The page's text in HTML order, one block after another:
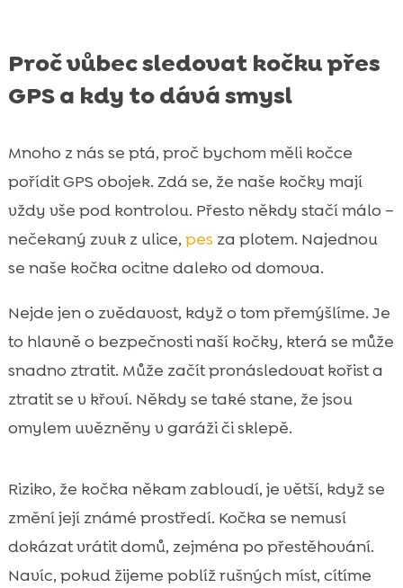
Proč vůbec sledovat kočku přes
GPS a kdy to dává smysl
Mnoho z nás se ptá, proč bychom měli kočce
pořídit GPS obojek. Zdá se, že naše kočky mají
vždy vše pod kontrolou. Přesto někdy stačí málo –
nečekaný zvuk z ulice, pes za plotem. Najednou
se naše kočka ocitne daleko od domova.
Nejde jen o zvědavost, když o tom přemýšlíme. Je
to hlavně o bezpečnosti naší kočky, která se může
snadno ztratit. Může začít pronásledovat kořist a
ztratit se v křoví. Někdy se také stane, že jsou
omylem uvězněny v garáži či sklepě.
Riziko, že kočka někam zabloudí, je větší, když se
změní její známé prostředí. Kočka se nemusí
dokázat vrátit domů, zejména po přestěhování.
Navíc, pokud žijeme poblíž rušných míst, cítíme